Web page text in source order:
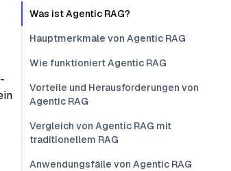
Was ist Agentic RAG?
Hauptmerkmale von Agentic RAG
Wie funktioniert Agentic RAG
Vorteile und Herausforderungen von
Agentic RAG
Vergleich von Agentic RAG mit
traditionellem RAG
Anwendungsfälle von Agentic RAG